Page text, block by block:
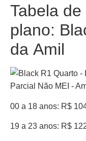
Tabela
plano:
da Amil
00 a 18 anos: R$
19 a 23 anos: R$